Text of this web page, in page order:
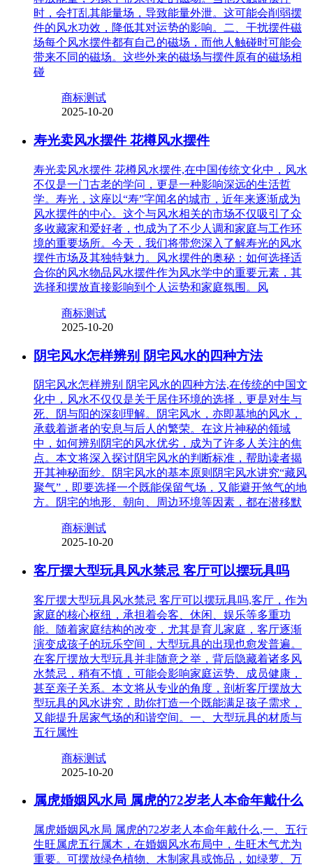
时，会打乱其能量场，导致能量外泄。这可能会削弱摆
件的风水功效，降低其对运势的影响。二、干扰摆件磁
场每个风水摆件都有自己的磁场，而他人触碰时可能会
带来不同的磁场。这些外来的磁场与摆件原有的磁场相
碰
商标测试
2025-10-20
寿光卖风水摆件 花樽风水摆件
寿光卖风水摆件 花樽风水摆件,在中国传统文化中，风水
不仅是一门古老的学问，更是一种影响深远的生活哲
学。寿光，这座以“寿”字闻名的城市，近年来逐渐成为
风水摆件的中心。这个与风水相关的市场不仅吸引了众
多收藏家和爱好者，也成为了不少人调和家庭与工作环
境的重要场所。今天，我们将带您深入了解寿光的风水
摆件市场及其独特魅力。风水摆件的奥秘：如何选择适
合你的风水物品风水摆件作为风水学中的重要元素，其
选择和摆放直接影响到个人运势和家庭氛围。风
商标测试
2025-10-20
阴宅风水怎样辨别 阴宅风水的四种方法
阴宅风水怎样辨别 阴宅风水的四种方法,在传统的中国文
化中，风水不仅仅是关于居住环境的选择，更是对生与
死、阴与阳的深刻理解。阴宅风水，亦即墓地的风水，
承载着逝者的安息与后人的繁荣。在这片神秘的领域
中，如何辨别阴宅的风水优劣，成为了许多人关注的焦
点。本文将深入探讨阴宅风水的判断标准，帮助读者揭
开其神秘面纱。阴宅风水的基本原则阴宅风水讲究“藏风
聚气”，即要选择一个既能保留气场，又能避开煞气的地
方。阴宅的地形、朝向、周边环境等因素，都在潜移默
商标测试
2025-10-20
客厅摆大型玩具风水禁忌 客厅可以摆玩具吗
客厅摆大型玩具风水禁忌 客厅可以摆玩具吗,客厅，作为
家庭的核心枢纽，承担着会客、休闲、娱乐等多重功
能。随着家庭结构的改变，尤其是育儿家庭，客厅逐渐
演变成孩子的玩乐空间，大型玩具的出现也愈发普遍。
在客厅摆放大型玩具并非随意之举，背后隐藏着诸多风
水禁忌，稍有不慎，可能会影响家庭运势、成员健康，
甚至亲子关系。本文将从专业的角度，剖析客厅摆放大
型玩具的风水讲究，助你打造一个既能满足孩子需求，
又能提升居家气场的和谐空间。一、大型玩具的材质与
五行属性
商标测试
2025-10-20
属虎婚姻风水局 属虎的72岁老人本命年戴什么
属虎婚姻风水局 属虎的72岁老人本命年戴什么,一、五行
生旺属虎五行属木，在婚姻风水布局中，生旺木气尤为
重要。可摆放绿色植物、木制家具或饰品，如绿萝、万